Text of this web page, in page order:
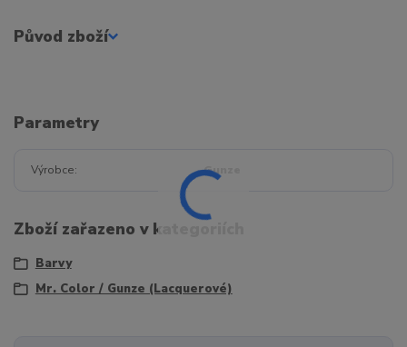
Původ zboží
Parametry
Výrobce Gunze
Zboží zařazeno v kategoriích
Barvy
Mr. Color / Gunze (Lacquerové)